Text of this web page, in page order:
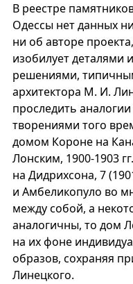
В реестре
Одессы нет данных
ни об авторе
изобилует деталями
решениями,
архитектора М. И.
проследить
творениями того
домом Короне на
Лонским, 1900-1903
на Дидрихсона, 7
и Амбеликопуло во
между собой, а
аналогичны, то дом
на их фоне
образов, сохраняя
Линецкого.